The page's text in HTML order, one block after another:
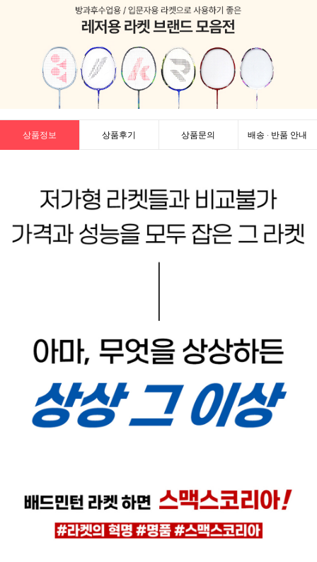
상품정보 상품후기 상품문의 배송 · 반품 안내